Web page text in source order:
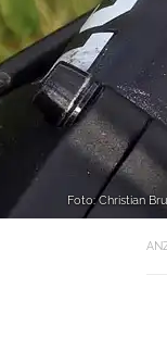
Foto: Christian